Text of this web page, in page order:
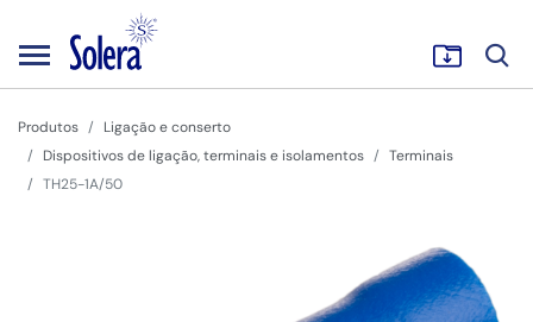
Produtos
Ligação e conserto
Dispositivos de ligação, terminais e isolamentos
Terminais
TH25-1A/50